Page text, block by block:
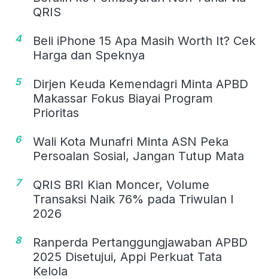
QRIS
4
Beli iPhone 15 Apa Masih Worth It? Cek
Harga dan Speknya
5
Dirjen Keuda Kemendagri Minta APBD
Makassar Fokus Biayai Program
Prioritas
6
Wali Kota Munafri Minta ASN Peka
Persoalan Sosial, Jangan Tutup Mata
7
QRIS BRI Kian Moncer, Volume
Transaksi Naik 76% pada Triwulan I
2026
8
Ranperda Pertanggungjawaban APBD
2025 Disetujui, Appi Perkuat Tata
Kelola